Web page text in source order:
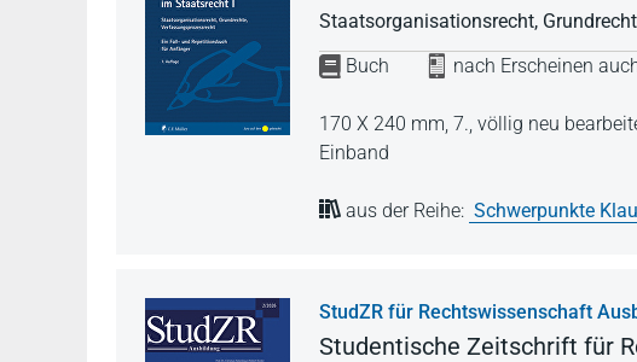
Staatsorganisationsrecht,
Buch
nach Erscheinen
170 X 240 mm, 7., völlig neu
Einband
aus der Reihe: Schwerpunkte
StudZR für Rechtswissenschaft
Studentische Zeitschrift für